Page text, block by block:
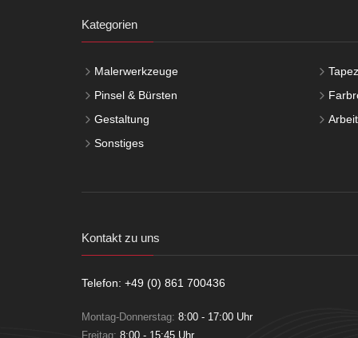
Kategorien
Malerwerkzeuge
Pinsel & Bürsten
Gestaltung
Sonstiges
Kontakt zu uns
Telefon: +49 (0) 861 700436
Montag-Donnerstag: 8:00 - 17:00 Uhr
Freitag: 8:00 - 15:45 Uhr